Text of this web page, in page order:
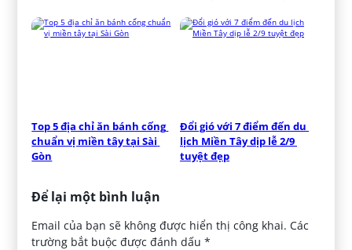
Top 5 địa chỉ ăn bánh cống
chuẩn vị miền tây tại Sài
Gòn
Đổi gió với 7 điểm đến du
lịch Miền Tây dịp lễ 2/9
tuyệt đẹp
Để lại một bình luận
Email của bạn sẽ không được hiển thị công khai. Các
trường bắt buộc được đánh dấu*